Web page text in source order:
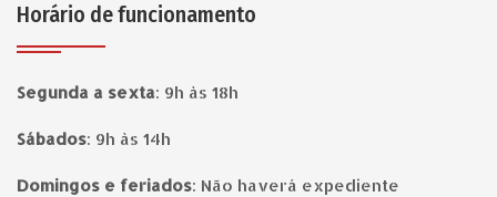
Horário de funcionamento
Segunda a sexta: 9h às 18h
Sábados: 9h às 14h
Domingos e feriados: Não haverá expediente